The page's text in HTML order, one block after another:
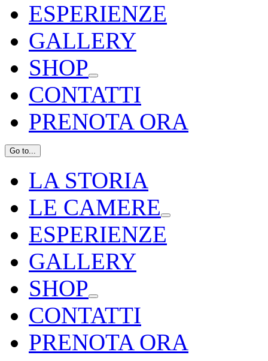
ESPERIENZE
GALLERY
SHOP
CONTATTI
PRENOTA ORA
Go to...
LA STORIA
LE CAMERE
ESPERIENZE
GALLERY
SHOP
CONTATTI
PRENOTA ORA